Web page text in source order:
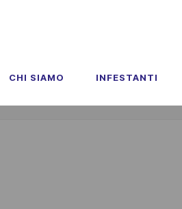
CHI SIAMO INFESTANTI